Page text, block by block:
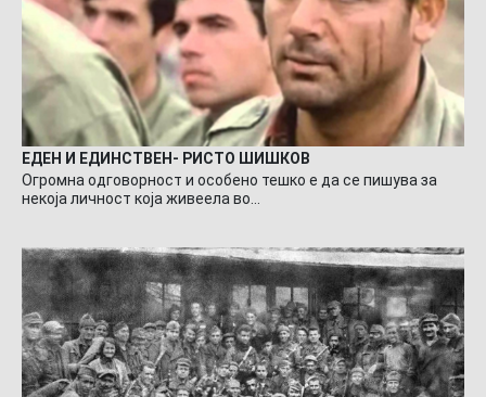
ЕДЕН И ЕДИНСТВЕН- РИСТО ШИШКОВ
Огромна одговорност и особено тешко е да се пишува за
некоја личност која живеела во…